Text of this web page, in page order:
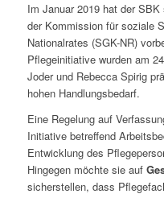
Im Januar 2019 hat der
der Kommission für soziale
Nationalrates (SGK-NR)
Pflegeinitiative wurden am
Joder und Rebecca Spirig
hohen Handlungsbedarf.
Eine Regelung auf
Initiative betreffend
Entwicklung des
Hingegen möchte sie auf
sicherstellen, dass